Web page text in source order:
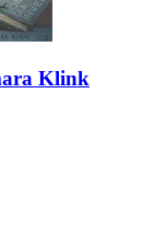
Klink